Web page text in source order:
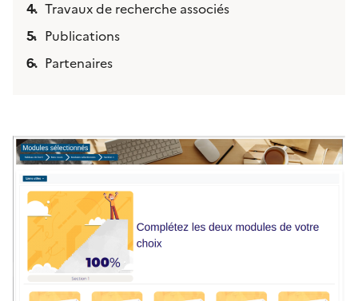
Travaux de recherche associés
Publications
Partenaires